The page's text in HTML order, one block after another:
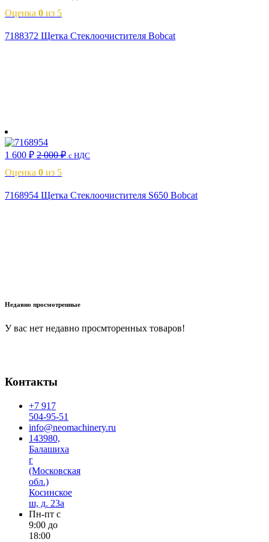
Оценка 0 из 5
7188372 Щетка Стеклоочистителя Bobcat
1 600 ₽ 2 000₽ с НДС
Оценка 0 из 5
7168954 Щетка Стеклоочистителя S650 Bobcat
Недавно просмотренные
У вас нет недавно просмторенных товаров!
Контакты
+7 917
504-95-51
info@neomachinery.ru
143980,
Балашиха
г
(Московская
обл.)
Косинское
ш, д. 23а
Пн-пт с
9:00 до
18:00